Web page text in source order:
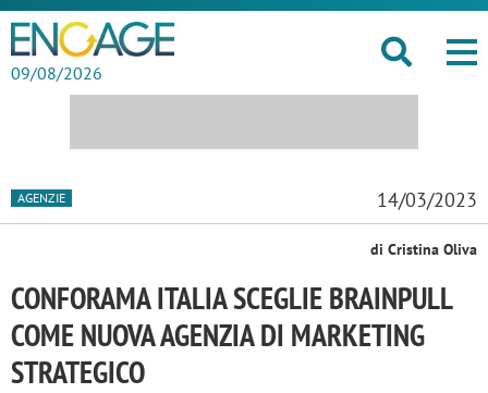
09/08/2026
AGENZIE 14/03/2023
di Cristina Oliva
CONFORAMA ITALIA SCEGLIE BRAINPULL
COME NUOVA AGENZIA DI MARKETING
STRATEGICO